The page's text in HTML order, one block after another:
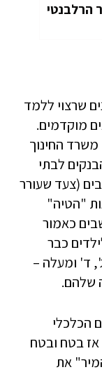
הרלבנטי
שרצוי ללמד
מוקדמים.
משרד החינוך
לבתי
(צעד שעורר
"הטיה"
כאמור
כבר
ד' ומעלה –
שלהם.
הכלכלי
אז בטח ובטח
את